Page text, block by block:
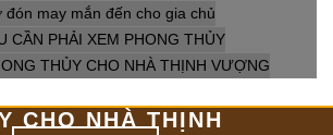
MỚI TUYỆT ĐỐI
THỂ BỎ QUA 7
ĐIỀU NÀY
THỦY NHÀ Ở
MẮN ĐẾN CHO
TẠI SAU CẦN
CHO NHÀ THỊNH